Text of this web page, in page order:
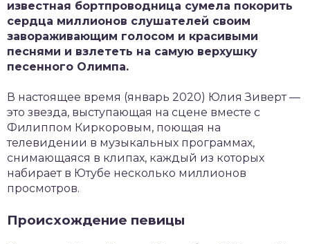
известная бортпроводница сумела покорить
сердца миллионов слушателей своим
завораживающим голосом и красивыми
песнями и взлететь на самую верхушку
песенного Олимпа.
В настоящее время (январь 2020) Юлия Зиверт —
это звезда, выступающая на сцене вместе с
Филиппом Киркоровым, поющая на
телевидении в музыкальных программах,
снимающаяся в клипах, каждый из которых
набирает в Ютубе несколько миллионов
просмотров.
Происхождение певицы